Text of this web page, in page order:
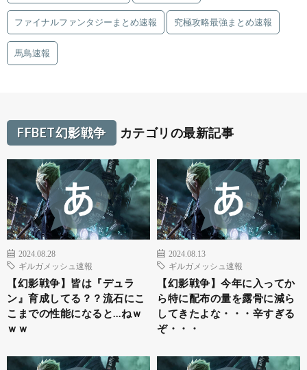
ファイナルファンタジーまとめ速報 究極攻略最強まとめ速報
馬鳥速報
FFBET幻影戦争 カテゴリの最新記事
2024.08.28
ギルガメッシュ速報
【幻影戦争】皆は『デュラ
ン』育成してる？？流石にこ
こまでの性能になると…ねｗ
ｗｗ
2024.08.13
ギルガメッシュ速報
【幻影戦争】今年に入ってか
ら特に配布の量を露骨に減ら
してきたよな・・・辛すぎる
ぞ・・・